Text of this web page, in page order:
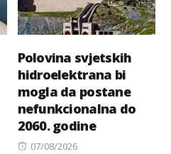
Polovina svjetskih
hidroelektrana bi
mogla da postane
nefunkcionalna do
2060. godine
Posted
07/08/2026